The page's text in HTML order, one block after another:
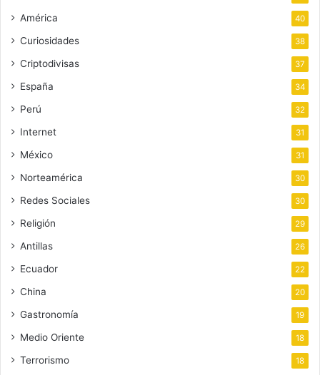
América 40
Curiosidades 38
Criptodivisas 37
España 34
Perú 32
Internet 31
México 31
Norteamérica 30
Redes Sociales 30
Religión 29
Antillas 26
Ecuador 22
China 20
Gastronomía 19
Medio Oriente 18
Terrorismo 18